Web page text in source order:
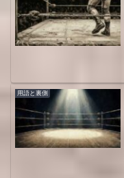
用語と裏側